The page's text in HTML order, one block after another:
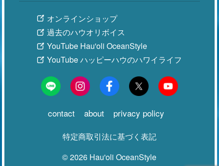
オンラインショップ
過去のハウオリボイス
YouTube Hau'oli OceanStyle
YouTube ハッピーハウのハワイライフ
contact about privacy policy
特定商取引法に基づく表記
©2026 Hau'oli OceanStyle